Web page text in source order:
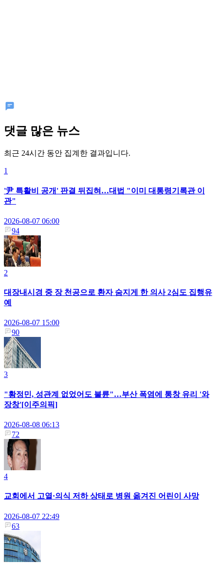
댓글 많은 뉴스
최근 24시간 동안 집계한 결과입니다.
1
'尹 특활비 공개' 판결 뒤집혀…대법 "이미 대통령기록관 이
관"
2026-08-07 06:00
94
2
대장내시경 중 장 천공으로 환자 숨지게 한 의사 2심도 집행유
예
2026-08-07 15:00
90
3
"황정민, 성관계 없었어도 불륜"…부산 폭염에 통창 유리 '와
장창'[이주의픽]
2026-08-08 06:13
72
4
교회에서 고열·의식 저하 상태로 병원 옮겨진 어린이 사망
2026-08-07 22:49
63